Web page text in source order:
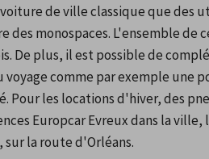
de ville classique que des
des monospaces. L'ensemble de
De plus, il est possible de
comme par exemple une
Pour les locations d'hiver, des
Europcar Evreux dans la
la route d'Orléans.